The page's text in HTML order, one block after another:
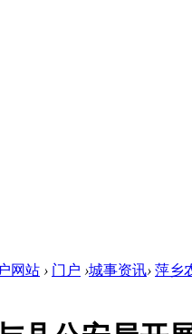
网站 › 门户 ›城事资讯› 萍乡